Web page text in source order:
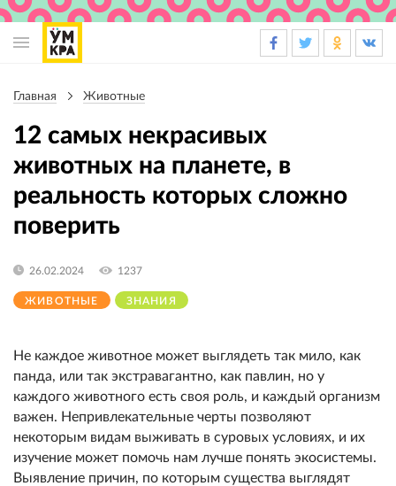
навигация
навигации
Главная Животные
12 самых некрасивых
животных на планете, в
реальность которых сложно
поверить
ЖИВОТНЫЕ ЗНАНИЯ
26.02.2024 1237
Не каждое животное может выглядеть так мило, как
панда, или так экстравагантно, как павлин, но у
каждого животного есть своя роль, и каждый организм
важен. Непривлекательные черты позволяют
некоторым видам выживать в суровых условиях, и их
изучение может помочь нам лучше понять экосистемы.
Выявление причин, по которым существа выглядят